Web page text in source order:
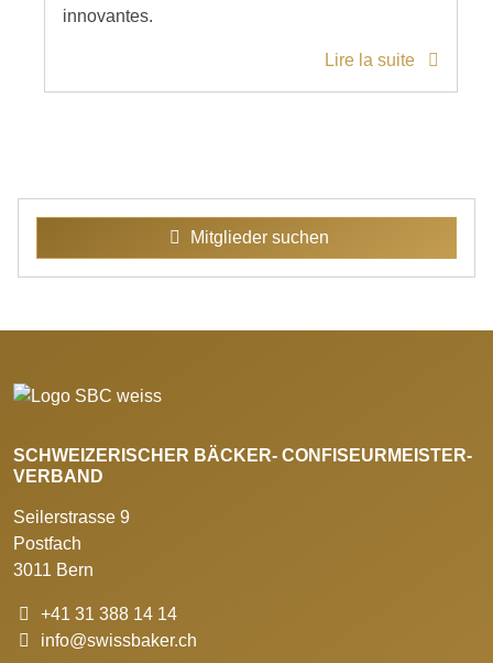
innovantes.
Lire la suite
Mitglieder suchen
SCHWEIZERISCHER BÄCKER- CONFISEURMEISTER-
VERBAND
Seilerstrasse 9
Postfach
3011 Bern
+41 31 388 14 14
info@swissbaker.ch